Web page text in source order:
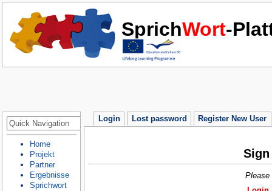
SprichWort-
Login Lost password Register New User
Please
Home
Projekt
Partner
Ergebnisse
Sprichwort